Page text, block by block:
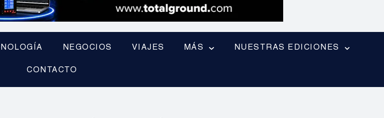
NEGOCIOS VIAJES MÁS NUESTRAS EDICIONES
CONTACTO